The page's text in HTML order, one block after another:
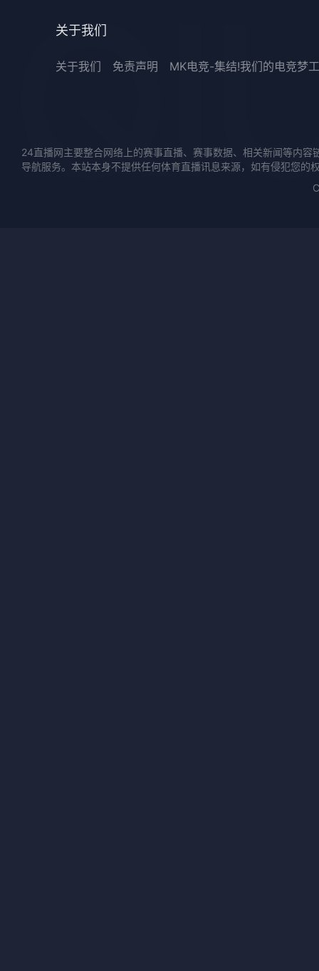
关于我们
关于我们 免责声明 MK电竞-集结!我们的电竞梦
24直播网主要整合网络上的赛事直播、赛事数据、相关新闻等内
导航服务。本站本身不提供任何体育直播讯息来源，如有侵犯您的